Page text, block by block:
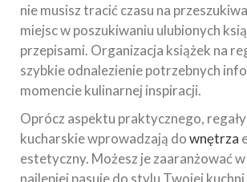
nie musisz tracić czasu na
miejsc w poszukiwaniu ulubionych
przepisami. Organizacja książek na
szybkie odnalezienie potrzebnych
momencie kulinarnej inspiracji.
Oprócz aspektu praktycznego,
kucharskie wprowadzają downętrza
estetyczny. Możesz je zaaranżować